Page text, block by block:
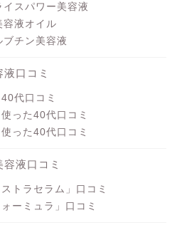
スパワー美容液
容液オイル
チン美容液
口コミ
代口コミ
った40代口コミ
った40代口コミ
液口コミ
トラセラム」口コミ
ーミュラ」口コミ